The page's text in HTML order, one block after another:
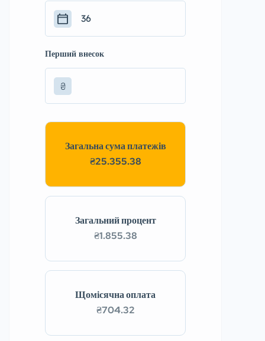
Перший внесок
₴
Щомісячна оплата
₴704.32
Загальний процент
₴1.855.38
Загальна сума платежів
₴25.355.38